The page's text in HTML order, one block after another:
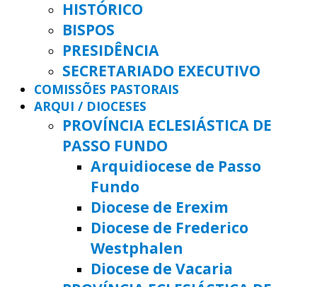
HISTÓRICO
BISPOS
PRESIDÊNCIA
SECRETARIADO EXECUTIVO
COMISSÕES PASTORAIS
ARQUI / DIOCESES
PROVÍNCIA ECLESIÁSTICA DE
PASSO FUNDO
Arquidiocese de Passo
Fundo
Diocese de Erexim
Diocese de Frederico
Westphalen
Diocese de Vacaria